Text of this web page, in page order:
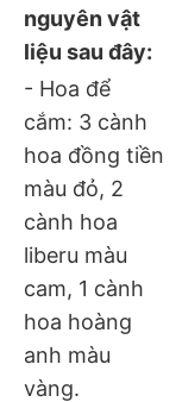
nguyên vật
liệu sau đây:
- Hoa để
cắm: 3 cành
hoa đồng tiền
màu đỏ, 2
cành hoa
liberu màu
cam, 1 cành
hoa hoàng
anh màu
vàng.